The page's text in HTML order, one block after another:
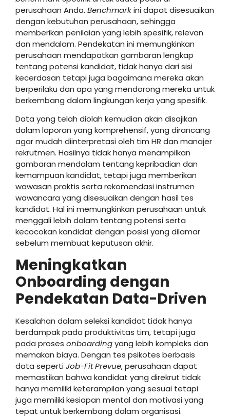
perusahaan Anda. Benchmarkini dapat disesuaikan
dengan kebutuhan perusahaan, sehingga
memberikan penilaian yang lebih spesifik, relevan
dan mendalam. Pendekatan ini memungkinkan
perusahaan mendapatkan gambaran lengkap
tentang potensi kandidat, tidak hanya dari sisi
kecerdasan tetapi juga bagaimana mereka akan
berperilaku dan apa yang mendorong mereka untuk
berkembang dalam lingkungan kerja yang spesifik.
Data yang telah diolah kemudian akan disajikan
dalam laporan yang komprehensif, yang dirancang
agar mudah diinterpretasi oleh tim HR dan manajer
rekrutmen. Hasilnya tidak hanya menampilkan
gambaran mendalam tentang kepribadian dan
kemampuan kandidat, tetapi juga memberikan
wawasan praktis serta rekomendasi instrumen
wawancara yang disesuaikan dengan hasil tes
kandidat. Hal ini memungkinkan perusahaan untuk
menggali lebih dalam tentang potensi serta
kecocokan kandidat dengan posisi yang dilamar
sebelum membuat keputusan akhir.
Meningkatkan
Onboarding dengan
Pendekatan Data-Driven
Kesalahan dalam seleksi kandidat tidak hanya
berdampak pada produktivitas tim, tetapi juga
pada proses onboardingyang lebih kompleks dan
memakan biaya. Dengan tes psikotes berbasis
data sepertiJob-Fit Prevue, perusahaan dapat
memastikan bahwa kandidat yang direkrut tidak
hanya memiliki keterampilan yang sesuai tetapi
juga memiliki kesiapan mental dan motivasi yang
tepat untuk berkembang dalam organisasi.